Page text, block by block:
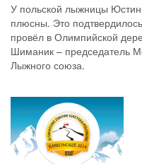
У польской лыжницы
плюсны. Это
провёл в Олимпийской
Шиманик – председатель
Лыжного союза.